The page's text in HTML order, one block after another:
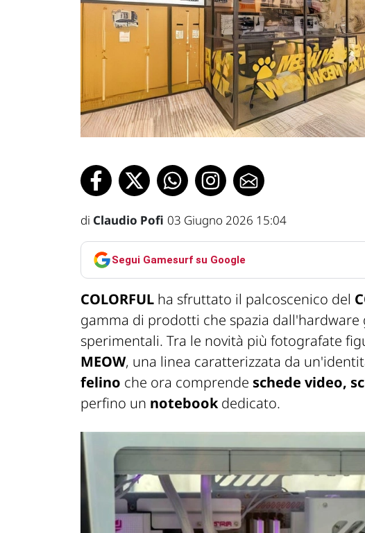
di Claudio Pofi 03 Giugno 2026 15:04
Segui Gamesurf su Google
COLORFUL ha sfruttato il palcoscenico del
gamma di prodotti che spazia
sperimentali. Tra le novità più fotografate
MEOW, una linea caratterizzata da
felino che ora comprende schede video,
perfino un notebookdedicato.